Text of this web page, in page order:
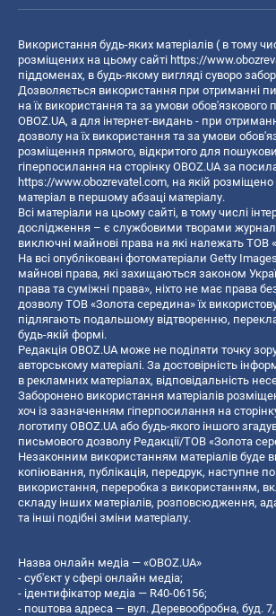
Використання будь-яких матеріалів ( в тому
розміщених на цьому сайті https://
піддоменах, в будь-якому вигляді суворо
Дозволяється використання при отриманні
на їх використання та за умови обов'язкового
OBOZ.UA, а для інтернет-видань - при
дозволу на їх використання та за умови
розміщення прямого, відкритого для
гіперпосилання на сторінку OBOZ.UA за
https://www.obozrevatel.com, на якій
матеріал в першому абзаці матеріалу.
Всі матеріали на цьому сайті, в тому числі
дослідження – є службовими творами
виключні майнові права на які належать ТОВ
На всі опубліковані фотоматеріали Getty
майнові права, які захищаються законом
права та суміжні права», ніхто не має права
дозволу ТОВ «Золота середина» їх
підлягають подальшому відтворенню,
будь-якій формі.
Редакція OBOZ.UA може не поділяти точку
авторському матеріалі. За достовірність
в рекламних матеріалах, відповідальність
Заборонено використання матеріалів
хоч із зазначенням гіперпосилання на
логотипу OBOZ.UA або будь-якого іншого
письмового дозволу Редакції/ТОВ «Золота
Незаконним використанням матеріалів буде
копiювання, публiкацiя, передрук, наступне
використання, переробка з використанням,
складу інших матеріалів, розповсюдження,
та інші подібні зміни матеріалу.
Назва онлайн медіа — «OBOZ.UA»
- суб'єкт у сфері онлайн медіа;
- ідентифікатор медіа — R40-06156;
- поштова адреса — вул. Деревообробна, буд. 7,